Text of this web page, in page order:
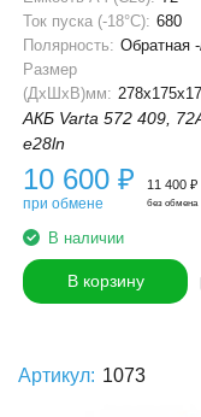
Ток пуска (-18°С): 680
Полярность: Обратная
Размер
(ДхШхВ)мм:
АКБ Varta 572 409,
e28ln
10 600 ₽
при обмене
11 400 ₽
без обмена
В наличии
В корзину
Артикул: 1073